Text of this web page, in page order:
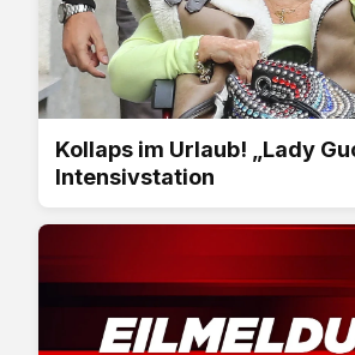
Kollaps im Urlaub! „Lady
Intensivstation